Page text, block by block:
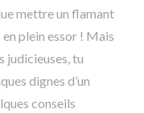
mettre un flamant
plein essor ! Mais
judicieuses, tu
dignes d’un
conseils